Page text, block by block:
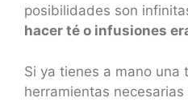
posibilidades son
hacer té o infusiones
Si ya tienes a mano una
herramientas necesarias